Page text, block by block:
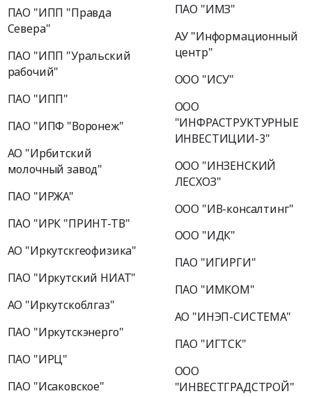
ПАО "ИПП "Правда
Севера"
ПАО "ИПП "Уральский
рабочий"
ПАО "ИПП"
ПАО "ИПФ "Воронеж"
АО "Ирбитский
молочный завод"
ПАО "ИРЖА"
ПАО "ИРК "ПРИНТ-ТВ"
АО "Иркутскгеофизика"
ПАО "Иркутский НИАТ"
АО "Иркутскоблгаз"
ПАО "Иркутскэнерго"
ПАО "ИРЦ"
ПАО "Исаковское"
ПАО "ИМЗ"
АУ "Информационный
центр"
ООО "ИСУ"
ООО
"ИНФРАСТРУКТУРНЫЕ
ИНВЕСТИЦИИ-3"
ООО "ИНЗЕНСКИЙ
ЛЕСХОЗ"
ООО "ИВ-консалтинг"
ООО "ИДК"
ПАО "ИГИРГИ"
ПАО "ИМКОМ"
АО "ИНЭП-СИСТЕМА"
ПАО "ИГТСК"
ООО
"ИНВЕСТГРАДСТРОЙ"